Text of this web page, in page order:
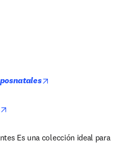
Es una colección ideal para